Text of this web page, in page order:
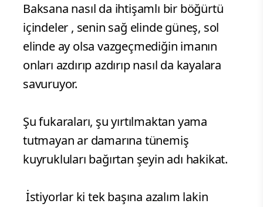
Baksana nasıl da ihtişamlı bir böğürtü
içindeler , senin sağ elinde güneş, sol
elinde ay olsa vazgeçmediğin imanın
onları azdırıp azdırıp nasıl da kayalara
savuruyor.
Şu fukaraları, şu yırtılmaktan yama
tutmayan ar damarına tünemiş
kuyrukluları bağırtan şeyin adı hakikat.
İstiyorlar ki tek başına azalım lakin